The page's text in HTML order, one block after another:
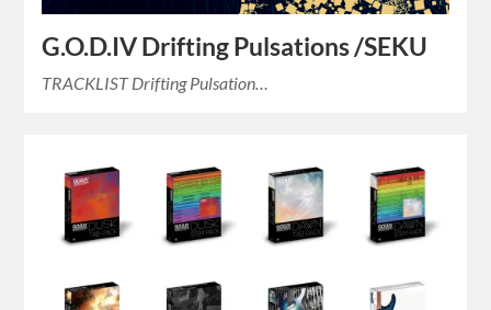
G.O.D.IV Drifting Pulsations /SEKU
TRACKLIST Drifting Pulsation…